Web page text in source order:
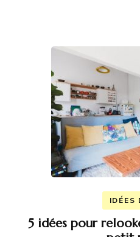
IDÉES
5 idées pour